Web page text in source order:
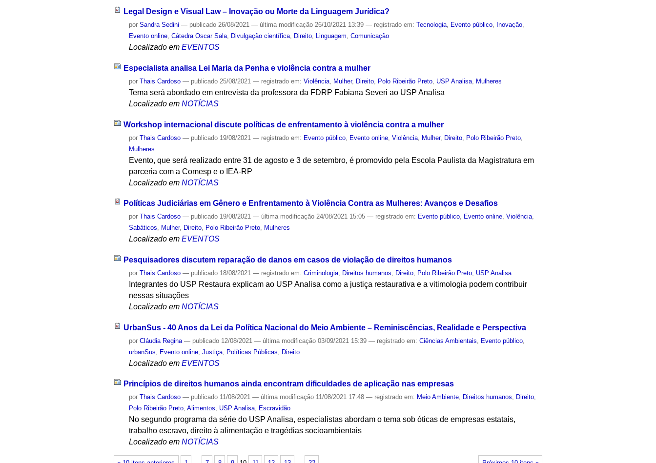
Legal Design e Visual Law – Inovação ou Morte da Linguagem Jurídica?
porSandra Sedini — publicado 26/08/2021— última modificação 26/10/2021 13:39— registrado em:Tecnologia, Evento público, Inovação,
Evento online,Cátedra Oscar Sala, Divulgação científica, Direito, Linguagem,Comunicação
Localizado em EVENTOS
Especialista analisa Lei Maria da Penha e violência contra a mulher
porThais Cardoso — publicado 25/08/2021— registrado em:Violência Mulher, Direito Polo Ribeirão Preto USP Analisa Mulheres
Tema será abordado em entrevista da professora da FDRP Fabiana Severi ao USP Analisa
Localizado em NOTÍCIAS
Workshop internacional discute políticas de enfrentamento à violência contra a mulher
porThais Cardoso — publicado 19/08/2021— registrado em: Evento público Evento online ,Violência Mulher, Direito Polo Ribeirão Preto
Mulheres
Evento, que será realizado entre 31 de agosto e 3 de setembro, é promovido pela Escola Paulista da Magistratura em
parceria com a Comesp e o IEA-RP
Localizado em NOTÍCIAS
Políticas Judiciárias em Gênero e Enfrentamento à Violência Contra as Mulheres: Avanços e Desafios
porThais Cardoso — publicado 19/08/2021— última modificação 24/08/2021 15:05— registrado em: Evento público, Evento online,Violência,
Sabáticos, Mulher, Direito, Polo Ribeirão Preto, Mulheres
Localizado em EVENTOS
Pesquisadores discutem reparação de danos em casos de violação de direitos humanos
porThais Cardoso — publicado 18/08/2021— registrado em:Criminologia Direitos humanos Direito Polo Ribeirão Preto USP Analisa
Integrantes do USP Restaura explicam ao USP Analisa como a justiça restaurativa e a vitimologia podem contribuir
nessas situações
Localizado em NOTÍCIAS
UrbanSus - 40 Anos da Lei da Política Nacional do Meio Ambiente – Reminiscências, Realidade e Perspectiva
porCláudia Regina — publicado 12/08/2021— última modificação 03/09/2021 15:39— registrado em:Ciências Ambientais Evento público
urbanSus
Evento online ,Justiça Políticas Públicas Direito
Localizado em EVENTOS
Princípios de direitos humanos ainda encontram dificuldades de aplicação nas empresas
porThais Cardoso — publicado 11/08/2021— última modificação 11/08/2021 17:48— registrado em: Meio Ambiente, Direitos humanos, Direito,
Polo Ribeirão Preto,Alimentos, USP Analisa, Escravidão
No segundo programa da série do USP Analisa, especialistas abordam o tema sob óticas de empresas estatais,
trabalho escravo, direito à alimentação e tragédias socioambientais
Localizado em NOTÍCIAS